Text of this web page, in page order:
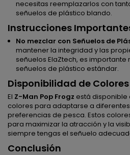
necesitas reemplazarlos con
señuelos de plástico blando.
Instrucciones
No mezclar con Señuelos de
mantener la integridad y las
señuelos ElaZtech, es importante
señuelos de plástico estándar.
Disponibilidad de Colores
El Z-Man Pop Frogz está disponible
colores para adaptarse a
preferencias de pesca. Estos
para maximizar la atracción y la
siempre tengas el señuelo
Conclusión